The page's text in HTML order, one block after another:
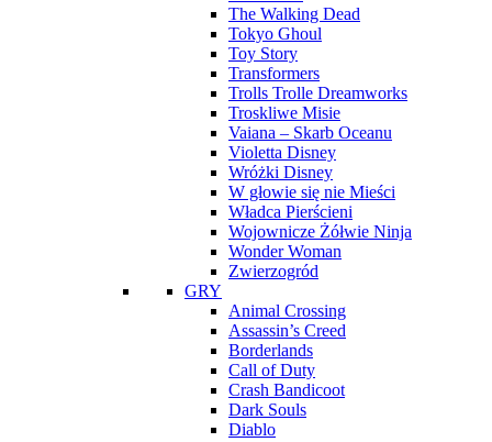
The Walking Dead
Tokyo Ghoul
Toy Story
Transformers
Trolls Trolle Dreamworks
Troskliwe Misie
Vaiana – Skarb Oceanu
Violetta Disney
Wróżki Disney
W głowie się nie Mieści
Władca Pierścieni
Wojownicze Żółwie Ninja
Wonder Woman
Zwierzogród
GRY
Animal Crossing
Assassin’s Creed
Borderlands
Call of Duty
Crash Bandicoot
Dark Souls
Diablo